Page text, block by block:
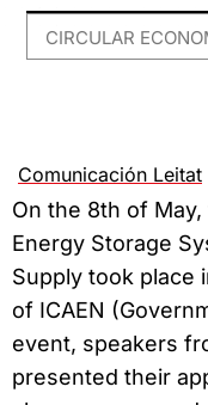
CIRCULAR
Comunicación Leitat
On the 8th of
Energy Storage
Supply took place
of ICAEN
event, speakers
presented their